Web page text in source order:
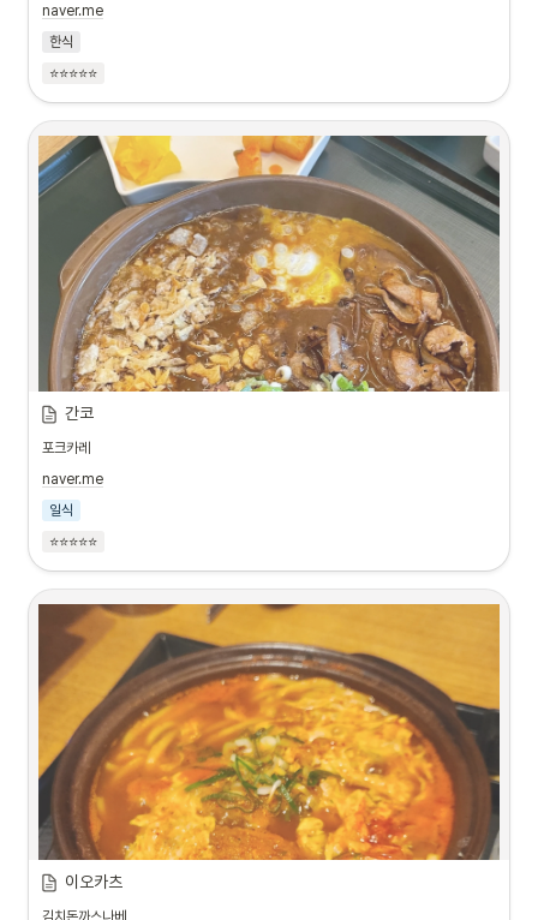
naver.me
한식
⭐⭐⭐⭐⭐
간코
포크카레
naver.me
일식
⭐⭐⭐⭐⭐
이오카츠
김치돈까스나베